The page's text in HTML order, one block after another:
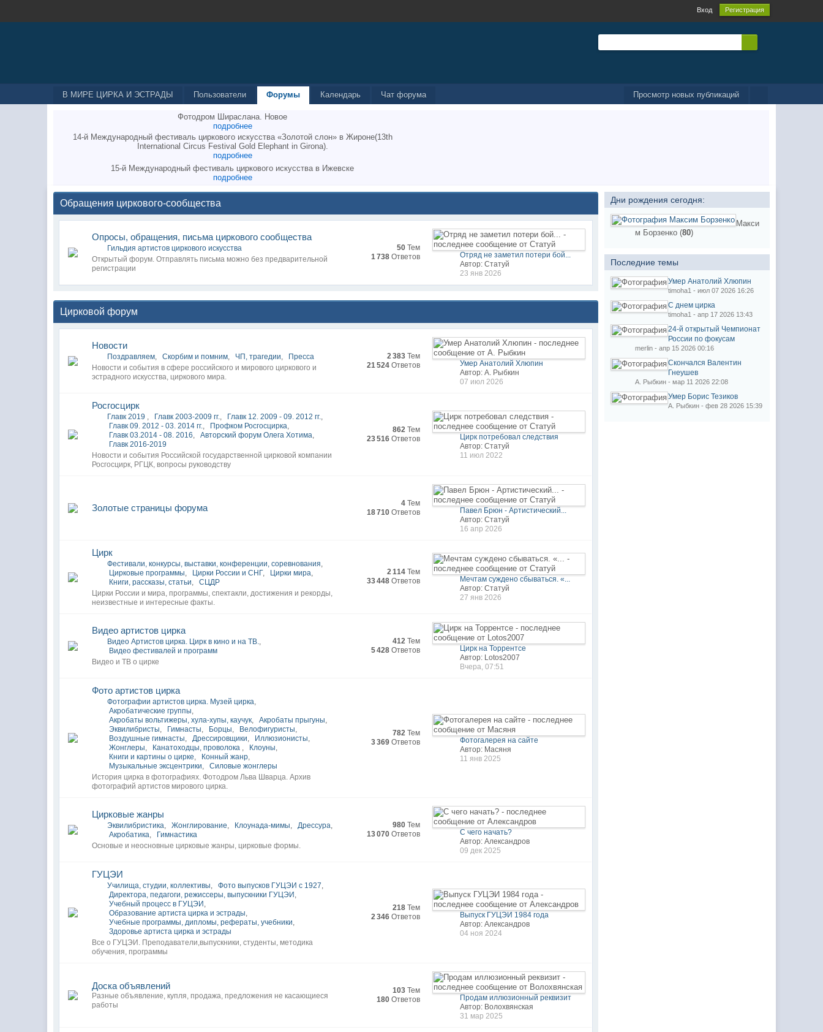
Вход Регистрация
Просмотр новых публикаций
В МИРЕ ЦИРКА И ЭСТРАДЫ Пользователи Форумы Календарь Чат форума
Фотодром Шираслана. Новое
подробнее
14-й Международный фестиваль циркового искусства «Золотой слон» в Жироне(13th
International Circus Festival Gold Elephant in Girona).
подробнее
15-й Международный фестиваль циркового искусства в Ижевске
подробнее
Обращения циркового-сообщества
Опросы, обращения, письма циркового сообщества
Гильдия артистов циркового искусства
Открытый форум. Отправлять письма можно без предварительной
регистрации
50 Тем
1 738 Ответов
Отряд не заметил потери бой...
Автор: Статуй
23 янв 2026
Цирковой форум
Новости
Поздравляем, Скорбим и помним, ЧП, трагедии,
Пресса
Новости и события в сфере российского и мирового циркового и
эстрадного искусства, циркового мира.
2 383 Тем
21 524 Ответов
Умер Анатолий Хлюпин
Автор: А. Рыбкин
07 июл 2026
Росгосцирк
Главк 2019 , Главк 2003-2009 гг., Главк 12. 2009 - 09. 2012 гг.,
Главк 09. 2012 - 03. 2014 гг., Профком Росгосцирка,
Главк 03.2014 - 08. 2016, Авторский форум Олега Хотима,
Главк 2016-2019
Новости и события Российской государственной цирковой компании
Росгосцирк, РГЦК, вопросы руководству
862 Тем
23 516 Ответов
Цирк потребовал следствия
Автор: Статуй
11 июл 2022
Золотые страницы форума 4 Тем
18 710 Ответов
Павел Брюн - Артистический...
Автор: Статуй
16 апр 2026
Цирк
Фестивали, конкурсы, выставки, конференции, соревнования,
Цирковые программы, Цирки России и СНГ, Цирки мира,
Книги, рассказы, статьи,
СЦДР
Цирки России и мира, программы, спектакли, достижения и рекорды,
неизвестные и интересные факты.
2 114 Тем
33 448 Ответов
Мечтам суждено сбываться. «...
Автор: Статуй
27 янв 2026
Видео артистов цирка
Видео Артистов цирка. Цирк в кино и на ТВ.,
Видео фестивалей и программ
Видео и ТВ о цирке
412 Тем
5 428 Ответов
Цирк на Торрентсе
Автор: Lotos2007
Вчера, 07:51
Фото артистов цирка
Фотографии артистов цирка. Музей цирка,
Акробатические группы,
Акробаты вольтижеры, хула-хупы, каучук, Акробаты прыгуны,
Эквилибристы, Гимнасты, Борцы, Велофигуристы,
Воздушные гимнасты, Дрессировщики, Иллюзионисты,
Жонглеры, Канатоходцы, проволока , Клоуны,
Книги и картины о цирке, Конный жанр,
Музыкальные эксцентрики,
Силовые жонглеры
История цирка в фотографиях. Фотодром Льва Шварца. Архив
фотографий артистов мирового цирка.
782 Тем
3 369 Ответов
Фотогалерея на сайте
Автор: Масяня
11 янв 2025
Цирковые жанры
Эквилибристика, Жонглирование, Клоунада-мимы, Дрессура,
Акробатика,
Гимнастика
Основые и неосновные цирковые жанры, цирковые формы.
980 Тем
13 070 Ответов
С чего начать?
Автор: Александров
09 дек 2025
ГУЦЭИ
Училища, студии, коллективы, Фото выпусков ГУЦЭИ с 1927,
Директора, педагоги, режиссеры, выпускники ГУЦЭИ ,
Учебный процесс в ГУЦЭИ ,
Образование артиста цирка и эстрады,
Учебные программы, дипломы, рефераты, учебники,
Здоровье артиста цирка и эстрады
Все о ГУЦЭИ. Преподаватели,выпускники, студенты, методика
обучения, программы
218 Тем
2 346 Ответов
Выпуск ГУЦЭИ 1984 года
Автор: Александров
04 ноя 2024
Доска объявлений
Разные объявление, купля, продажа, предложения не касающиеся
работы
103 Тем
180 Ответов
Продам иллюзионный реквизит
Автор: Волохвянская
31 мар 2025
Дни рождения сегодня:
Макси
м Борзенко (80)
Последние темы
Умер Анатолий Хлюпин
timoha1 - июл 07 2026 16:26
С днем цирка
timoha1 - апр 17 2026 13:43
24-й открытый Чемпионат
России по фокусам
merlin - апр 15 2026 00:16
Скончался Валентин
Гнеушев
А. Рыбкин - мар 11 2026 22:08
Умер Борис Тезиков
А. Рыбкин - фев 28 2026 15:39